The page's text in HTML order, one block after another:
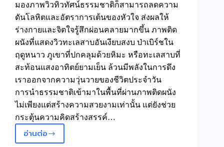
มองภาพวิวทิวทัศน์ธรรมชาติก็สามารถลดความ
ดันโลหิตและอัตราการเต้นของหัวใจ ส่งผลให้
ร่างกายและจิตใจรู้สึกผ่อนคลายมากขึ้น ภาพติด
ผนังที่แสดงวิวทะเลสาบอันเงียบสงบ ป่าเบิร์ชใน
ฤดูหนาว ภูเขาที่ปกคลุมด้วยหิมะ หรือทะเลสาบที่
สะท้อนแสงอาทิตย์ยามเย็น ล้วนมีพลังในการดึง
เราออกจากความวุ่นวายของชีวิตประจำวัน
การนำธรรมชาติเข้ามาในพื้นที่ผ่านภาพติดผนัง
ไม่เพียงแต่สร้างความสวยงามเท่านั้น แต่ยังช่วย
กระตุ้นความคิดสร้างสรรค์…
อ่านต่อเปลี่ยน